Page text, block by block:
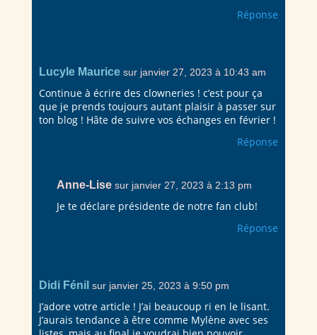
Réponse
Lucyle Maurice sur janvier 27, 2023 à 10:43 am
Continue à écrire des clowneries ! c’est pour ça
que je prends toujours autant plaisir à passer sur
ton blog ! Hâte de suivre vos échanges en février !
Réponse
Anne-Lise sur janvier 27, 2023 à 2:13 pm
Je te déclare présidente de notre fan club!
Réponse
Didi Fénil sur janvier 25, 2023 à 9:50 pm
J’adore votre article ! J’ai beaucoup ri en le lisant.
J’aurais tendance à être comme Mylène avec ses